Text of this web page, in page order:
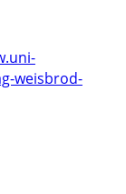
weisbrod-